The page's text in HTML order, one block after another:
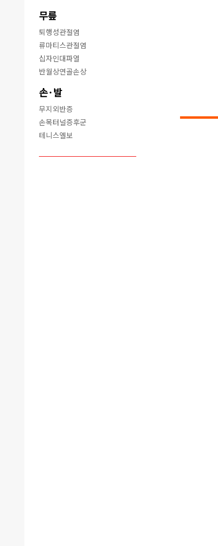
무릎
퇴행성관절염
류마티스관절염
십자인대파열
반월상연골손상
손·발
무지외반증
손목터널증후군
테니스엘보